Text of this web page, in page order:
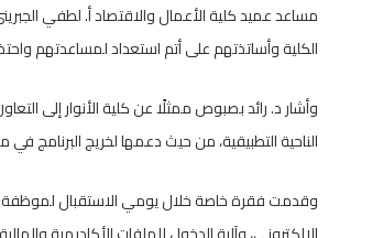
مساعد عميد كلية الأعمال والاقتصاد أ. لطفي
الكلية وأساتذتهم على أتم استعداد لمساعدتهم
وأشار د. رائد بصبوص ممثلًا عن كلية الأنوار إلى
الناحية التطبيقية، من حيث دعمها لخريج البرنامج في
وقدمت فقرة خاصة خلال يومي الاستقبال لموظفة